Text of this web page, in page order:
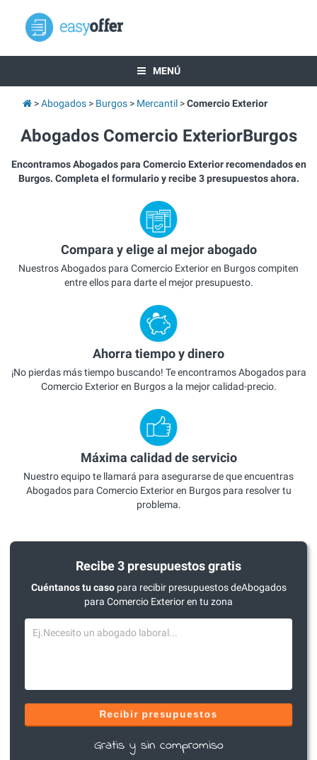
MENÚ
Abogados Burgos Mercantil Comercio Exterior
Abogados Comercio ExteriorBurgos
Encontramos Abogados para Comercio Exterior recomendados en
Burgos. Completa el formulario y recibe 3 presupuestos ahora.
Compara y elige al mejor abogado
Nuestros Abogados para Comercio Exterior en Burgos compiten
entre ellos para darte el mejor presupuesto.
Ahorra tiempo y dinero
¡No pierdas más tiempo buscando! Te encontramos Abogados para
Comercio Exterior en Burgos a la mejor calidad-precio.
Máxima calidad de servicio
Nuestro equipo te llamará para asegurarse de que encuentras
Abogados para Comercio Exterior en Burgos para resolver tu
problema.
Recibe 3 presupuestos gratis
Cuéntanos tu casopara recibir presupuestos deAbogados
para Comercio Exterior en tu zona
Recibir presupuestos
Gratis y sin compromiso